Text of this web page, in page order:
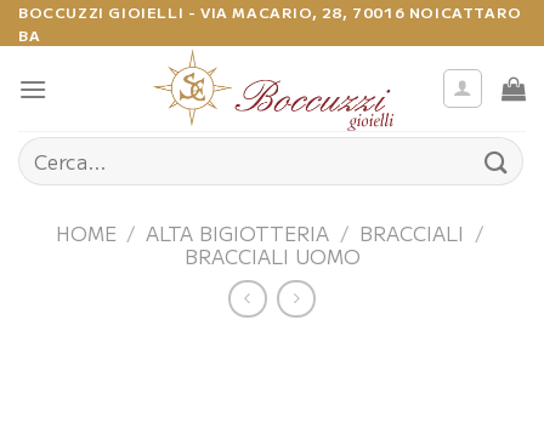
Salta
ai
contenuti
BOCCUZZI GIOIELLI - VIA MACARIO, 28, 70016 NOICATTARO
BA
Cerca:
HOME / ALTA BIGIOTTERIA / BRACCIALI /
BRACCIALI UOMO